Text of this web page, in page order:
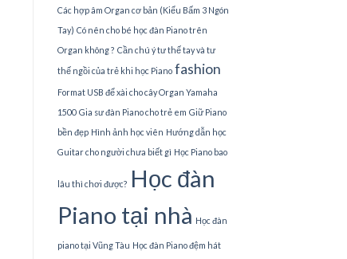
Các hợp âm Organ cơ bản (Kiểu Bấm 3 Ngón
Tay) Có nên cho bé học đàn Piano trên
Organ không ? Cần chú ý tư thế tay và tư
thế ngồi của trẻ khi học Piano fashion
Format USB để xài cho cây Organ Yamaha
1500 Gia sư đàn Piano cho trẻ em Giữ Piano
bền đẹp Hình ảnh học viên Hướng dẫn học
Guitar cho người chưa biết gì Học Piano bao
lâu thì chơi được? Học đàn
Piano tại nhà Học đàn
piano tại Vũng Tàu Học đàn Piano đệm hát